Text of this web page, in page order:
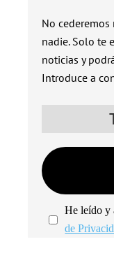
No
nadie. Solo te
noticias y
Introduce a
He leído y
de